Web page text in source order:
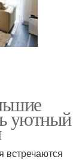
уютный
встречаются